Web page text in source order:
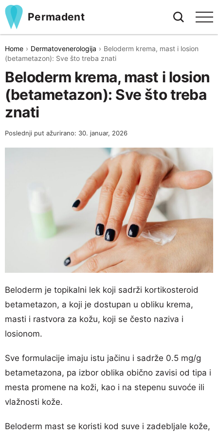
Permadent
Home Dermatovenerologija
Beloderm krema, mast i losion
(betametazon): Sve što treba znati
Beloderm krema, mast i losion
(betametazon): Sve što treba
znati
Poslednji put ažurirano: 30. januar, 2026
Beloderm je topikalni lek koji sadrži kortikosteroid
betametazon, a koji je dostupan u obliku krema,
masti i rastvora za kožu, koji se često naziva i
losionom.
Sve formulacije imaju istu jačinu i sadrže 0.5 mg/g
betametazona, pa izbor oblika obično zavisi od tipa i
mesta promene na koži, kao i na stepenu suvoće ili
vlažnosti kože.
Beloderm mast se koristi kod suve i zadebljale kože,